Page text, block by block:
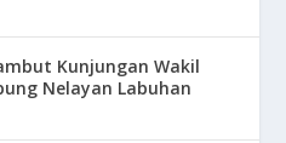
Kunjungan Wakil
Nelayan Labuhan